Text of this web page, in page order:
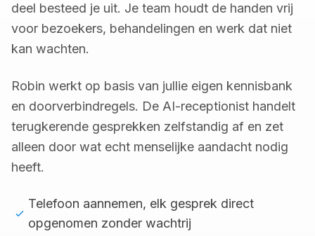
deel besteed je uit. Je team houdt de handen vrij
voor bezoekers, behandelingen en werk dat niet
kan wachten.
Robin werkt op basis van jullie eigen kennisbank
en doorverbindregels. De AI-receptionist handelt
terugkerende gesprekken zelfstandig af en zet
alleen door wat echt menselijke aandacht nodig
heeft.
Telefoon aannemen, elk gesprek direct
opgenomen zonder wachtrij